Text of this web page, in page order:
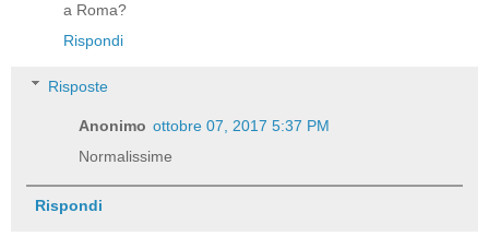
a Roma?
Rispondi
Risposte
Anonimo ottobre 07, 2017 5:37 PM
Normalissime
Rispondi